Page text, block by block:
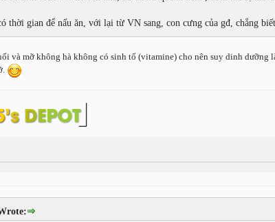
thời gian để nấu ăn, với lại từ VN sang, con cưng của gđ, chẳng
và mỡ không hà không có sinh tố (vitamine) cho nên suy dinh